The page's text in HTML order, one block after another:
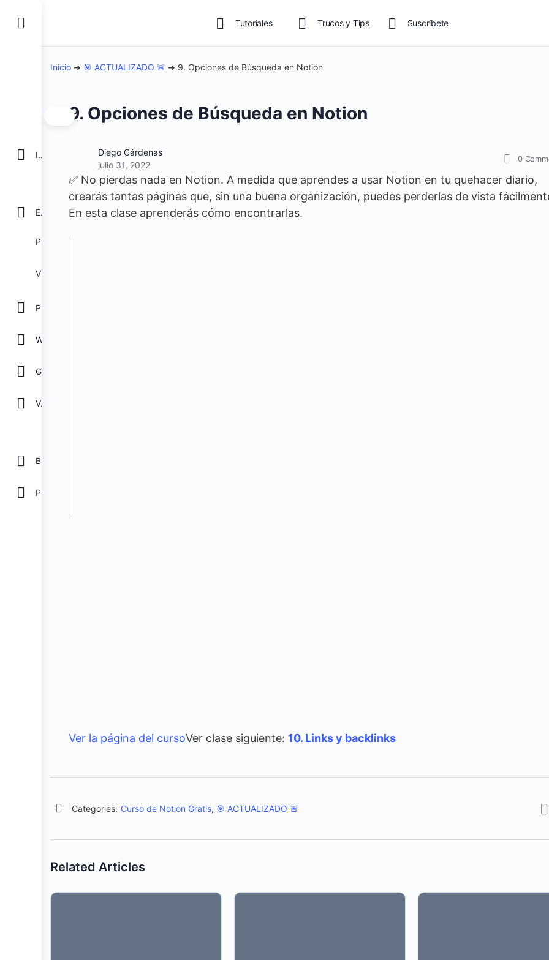
INICIO
EXCEL
VBA para Macros
GOOGLE
Ver todos
Biblioteca
Tutoriales Trucos y Tips Suscríbete
Inicio ➜ 🎯 ACTUALIZADO 🚨 ➜ 9. Opciones de Búsqueda en Notion
9. Opciones de Búsqueda en Notion
Diego Cárdenas
julio 31, 2022
0
✅ No pierdas nada en Notion. A medida que aprendes a usar Notion en tu quehacer diario,
crearás tantas páginas que, sin una buena organización, puedes perderlas de vista
En esta clase aprenderás cómo encontrarlas.
Ver la página del cursoVer clase siguiente: 10. Links y backlinks
Categories: Curso de Notion Gratis, 🎯 ACTUALIZADO 🚨
Related Articles